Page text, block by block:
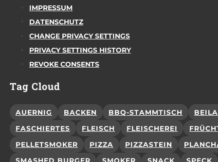
IMPRESSUM
DATENSCHUTZ
CHANGE PRIVACY SETTINGS
PRIVACY SETTINGS HISTORY
REVOKE CONSENTS
Tag Cloud
AUERNIG BACKEN BBQ-STAMMTISCH
FASCHIERTES
FLEISCH FLEISCHEREI
PELLETSMOKER
PIZZA PIZZASTEIN